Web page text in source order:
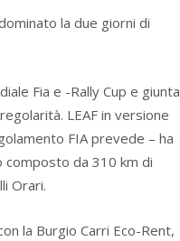
la due giorni di
Fia e -Rally Cup e giunta
LEAF in versione
FIA prevede – ha
da 310 km di
Orari.
la Burgio Carri Eco-Rent,